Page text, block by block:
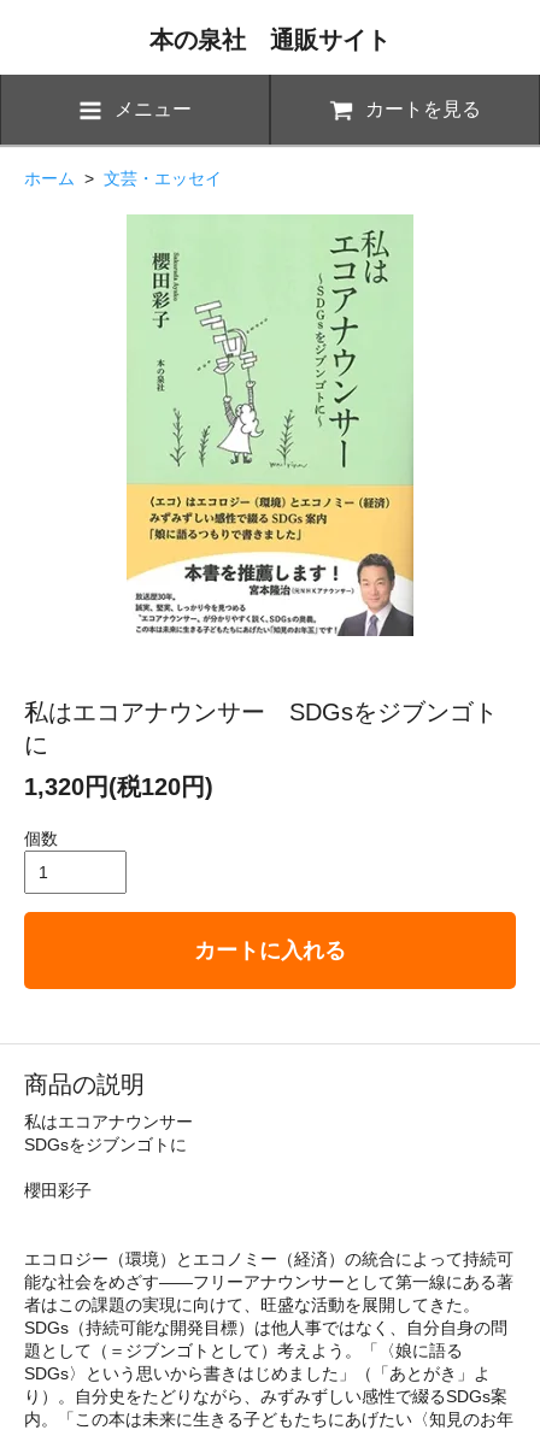
本の泉社 通販サイト
メニュー カートを見る
ホーム > 文芸・エッセイ
私はエコアナウンサー SDGsをジブンゴト
に
1,320円(税120円)
個数
カートに入れる
商品の説明
私はエコアナウンサー
SDGsをジブンゴトに
櫻田彩子
エコロジー（環境）とエコノミー（経済）の統合によって持続可
能な社会をめざす――フリーアナウンサーとして第一線にある著
者はこの課題の実現に向けて、旺盛な活動を展開してきた。
SDGs（持続可能な開発目標）は他人事ではなく、自分自身の問
題として（＝ジブンゴトとして）考えよう。「〈娘に語る
SDGs〉という思いから書きはじめました」（「あとがき」よ
り）。自分史をたどりながら、みずみずしい感性で綴るSDGs案
内。「この本は未来に生きる子どもたちにあげたい〈知見のお年